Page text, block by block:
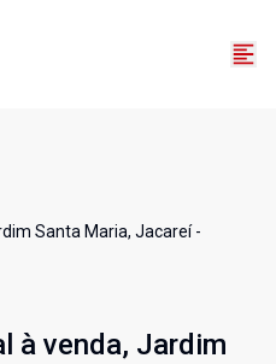
Santa Maria, Jacareí -
à venda, Jardim